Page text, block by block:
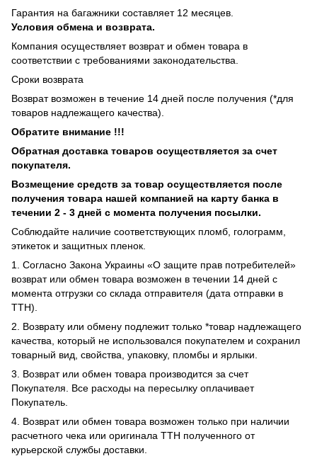
Гарантия на багажники составляет 12 месяцев.
Условия обмена и возврата.
Компания осуществляет возврат и обмен товара в
соответствии с требованиями законодательства.
Сроки возврата
Возврат возможен в течение 14 дней после получения (*для
товаров надлежащего качества).
Обратите внимание !!!
Обратная доставка товаров осуществляется за счет
покупателя.
Возмещение средств за товар осуществляется после
получения товара нашей компанией на карту банка в
течении 2 - 3 дней с момента получения посылки.
Соблюдайте наличие соответствующих пломб, голограмм,
этикеток и защитных пленок.
1. Согласно Закона Украины «О защите прав потребителей»
возврат или обмен товара возможен в течении 14 дней с
момента отгрузки со склада отправителя (дата отправки в
ТТН).
2. Возврату или обмену подлежит только *товар надлежащего
качества, который не использовался покупателем и сохранил
товарный вид, свойства, упаковку, пломбы и ярлыки.
3. Возврат или обмен товара производится за счет
Покупателя. Все расходы на пересылку оплачивает
Покупатель.
4. Возврат или обмен товара возможен только при наличии
расчетного чека или оригинала ТТН полученного от
курьерской службы доставки.